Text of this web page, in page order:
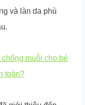
và làn da phù
chống muỗi cho bé
toàn?